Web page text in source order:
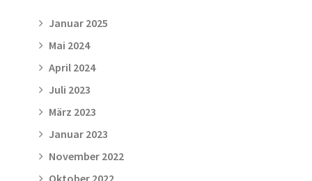
Januar 2025
Mai 2024
April 2024
Juli 2023
März 2023
Januar 2023
November 2022
Oktober 2022